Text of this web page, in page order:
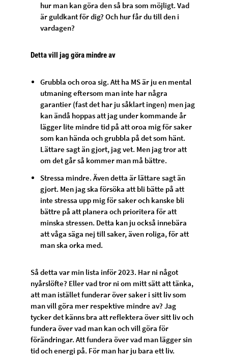
hur man kan göra den så bra som möjligt. Vad
är guldkant för dig? Och hur får du till den i
vardagen?
Detta vill jag göra mindre av
Grubbla och oroa sig. Att ha MS är ju en mental
utmaning eftersom man inte har några
garantier (fast det har ju såklart ingen) men jag
kan ändå hoppas att jag under kommande år
lägger lite mindre tid på att oroa mig för saker
som kan hända och grubbla på det som hänt.
Lättare sagt än gjort, jag vet. Men jag tror att
om det går så kommer man må bättre.
Stressa mindre. Även detta är lättare sagt än
gjort. Men jag ska försöka att bli bätte på att
inte stressa upp mig för saker och kanske bli
bättre på att planera och prioritera för att
minska stressen. Detta kan ju också innebära
att våga säga nej till saker, även roliga, för att
man ska orka med.
Så detta var min lista inför 2023. Har ni något
nyårslöfte? Eller vad tror ni om mitt sätt att tänka,
att man istället funderar över saker i sitt liv som
man vill göra mer respektive mindre av? Jag
tycker det känns bra att reflektera över sitt liv och
fundera över vad man kan och vill göra för
förändringar. Att fundera över vad man lägger sin
tid och energi på. För man har ju bara ett liv.